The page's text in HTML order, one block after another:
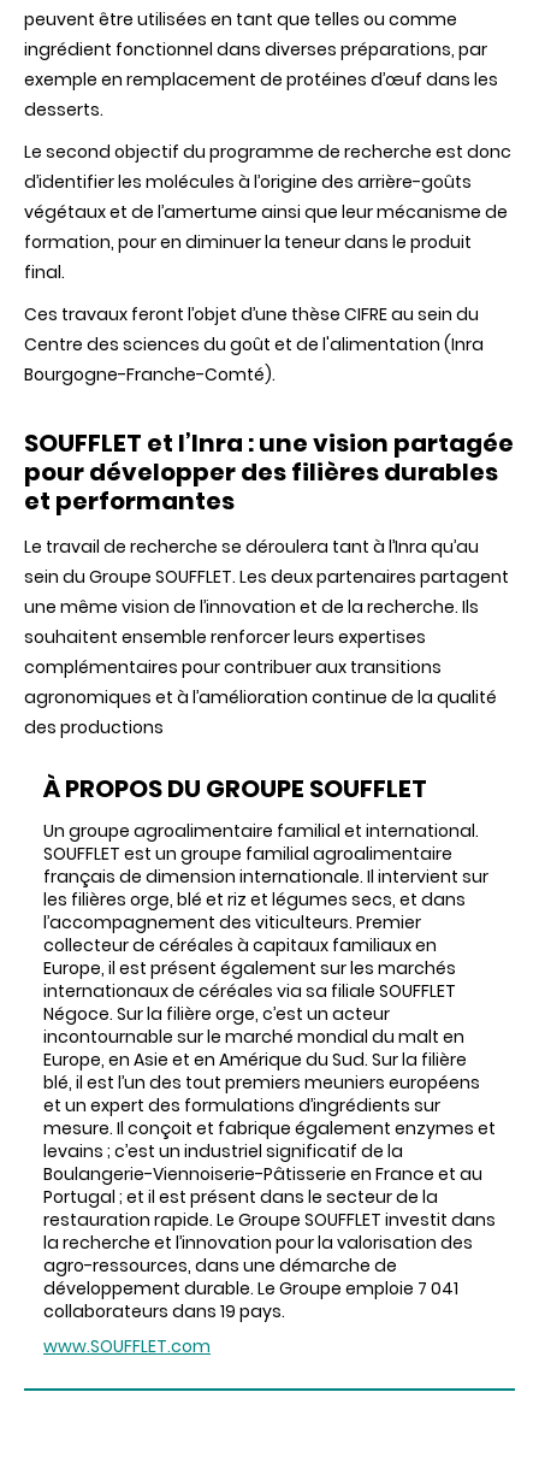
peuvent être utilisées en tant que telles ou comme
ingrédient fonctionnel dans diverses préparations, par
exemple en remplacement de protéines d’œuf dans les
desserts.
Le second objectif du programme de recherche est donc
d’identifierles molécules à l’origine des arrière-goûts
végétauxet de l’amertume ainsi que leurmécanisme de
formation, pour en diminuerla teneurdans le produit
final.
Ces travaux feront l’objet d’une thèse CIFREau sein du
Centre des sciences du goût et de l'alimentation (Inra
Bourgogne-Franche-Comté).
SOUFFLET et l’Inra :unevision partagée
pourdévelopperdesfilièresdurables
et performantes
Le travail de recherche se déroulera tant à l’Inra qu’au
sein du Groupe SOUFFLET. Les deuxpartenaires partagent
une même vision de l’innovation et de la recherche. Ils
souhaitent ensemble renforcerleurs expertises
complémentaires pourcontribueraux transitions
agronomiques et à l’amélioration continue de la qualité
des productions
ÀPROPOSDU GROUPE SOUFFLET
Un groupe agroalimentaire familial et international.
SOUFFLET est un groupe familial agroalimentaire
français de dimension internationale. Il intervient sur
les filières orge, blé et riz et légumes secs, et dans
l’accompagnement des viticulteurs. Premier
collecteurde céréales à capitaux familiauxen
Europe, il est présent également surles marchés
internationauxde céréales via sa filiale SOUFFLET
Négoce. Surla filière orge, c’est un acteur
incontournable surle marché mondial du malt en
Europe, en Asie et en Amérique du Sud. Surla filière
blé, il est l’un des tout premiers meuniers européens
et un expert des formulations d’ingrédients sur
mesure. Il conçoit et fabrique également enzymes et
levains ; c’est un industriel significatif de la
Boulangerie-Viennoiserie-Pâtisserie en France et au
Portugal ; et il est présent dans le secteurde la
restauration rapide. Le Groupe SOUFFLET investit dans
la recherche et l’innovation pour la valorisation des
agro-ressources, dans une démarche de
développement durable. Le Groupe emploie 7 041
collaborateurs dans 19 pays.
www.SOUFFLET.com